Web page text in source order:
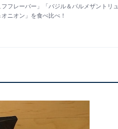
フレーバー」「バジル＆パルメザントリュ
ニオン」を食べ比べ！